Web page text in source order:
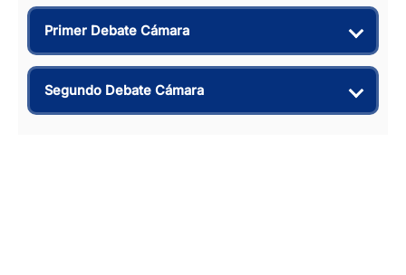
Primer Debate Cámara
Segundo Debate Cámara